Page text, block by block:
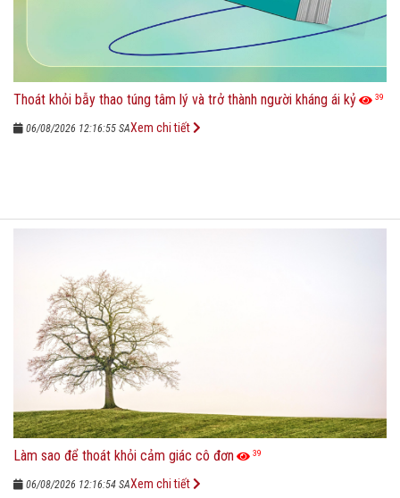
Thoát khỏi bẫy thao túng tâm lý và trở thành người kháng ái kỷ 39
06/08/2026 12:16:55 SAXem chi tiết
Làm sao để thoát khỏi cảm giác cô đơn 39
06/08/2026 12:16:54 SAXem chi tiết